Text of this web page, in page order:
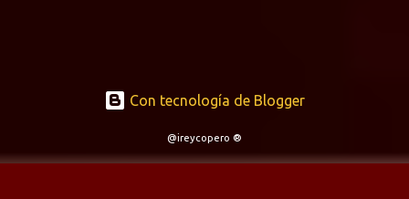
Con tecnología de Blogger
@ireycopero ®